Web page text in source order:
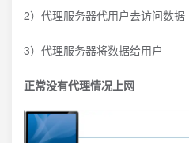
2）代理服务器代用户去访问数据
3）代理服务器将数据给用户
正常没有代理情况上网